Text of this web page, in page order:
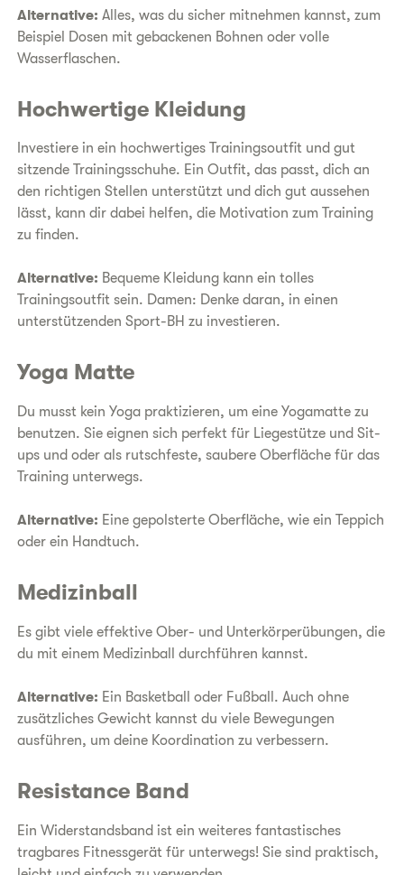
Alternative: Alles, was du sicher mitnehmen kannst, zum
Beispiel Dosen mit gebackenen Bohnen oder volle
Wasserflaschen.
Hochwertige Kleidung
Investiere in ein hochwertiges Trainingsoutfit und gut
sitzende Trainingsschuhe. Ein Outfit, das passt, dich an
den richtigen Stellen unterstützt und dich gut aussehen
lässt, kann dir dabei helfen, die Motivation zum Training
zu finden.
Alternative: Bequeme Kleidung kann ein tolles
Trainingsoutfit sein. Damen: Denke daran, in einen
unterstützenden Sport-BH zu investieren.
Yoga Matte
Du musst kein Yoga praktizieren, um eine Yogamatte zu
benutzen. Sie eignen sich perfekt für Liegestütze und Sit-
ups und oder als rutschfeste, saubere Oberfläche für das
Training unterwegs.
Alternative: Eine gepolsterte Oberfläche, wie ein Teppich
oder ein Handtuch.
Medizinball
Es gibt viele effektive Ober- und Unterkörperübungen, die
du mit einem Medizinball durchführen kannst.
Alternative: Ein Basketball oder Fußball. Auch ohne
zusätzliches Gewicht kannst du viele Bewegungen
ausführen, um deine Koordination zu verbessern.
Resistance Band
Ein Widerstandsband ist ein weiteres fantastisches
tragbares Fitnessgerät für unterwegs! Sie sind praktisch,